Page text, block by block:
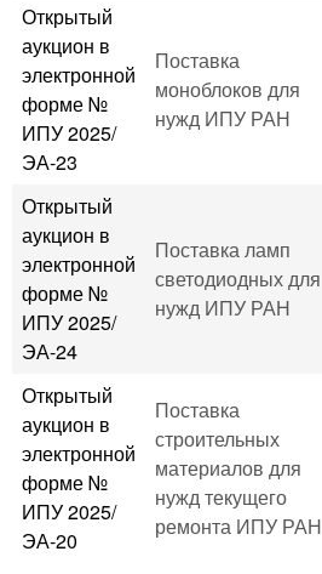
Открытый
аукцион в
электронной
форме №
ИПУ 2025/
ЭА-23
Поставка
моноблоков для
нужд ИПУ РАН
Открытый
аукцион в
электронной
форме №
ИПУ 2025/
ЭА-24
Поставка ламп
светодиодных для
нужд ИПУ РАН
Открытый
аукцион в
электронной
форме №
ИПУ 2025/
ЭА-20
Поставка
строительных
материалов для
нужд текущего
ремонта ИПУ РАН